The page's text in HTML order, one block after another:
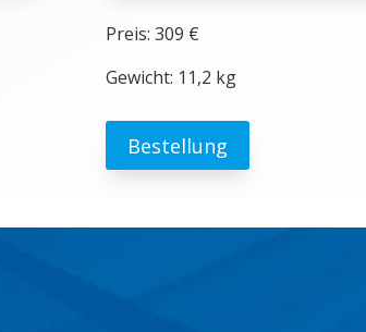
Preis: 309 €
Gewicht: 11,2 kg
Bestellung